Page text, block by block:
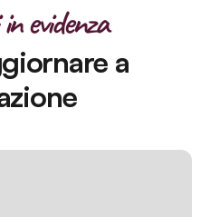
evidenza
a